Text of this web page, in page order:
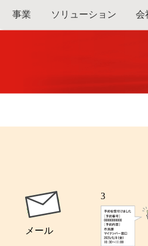
事業 ソリューション 会
メール
3